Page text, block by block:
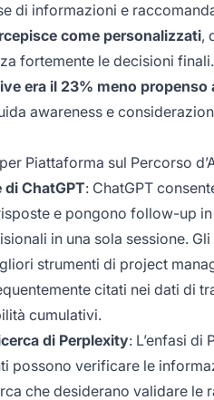
di informazioni e
come personalizzati,
fortemente le decisioni
era il 23% meno
awareness e
Piattaforma sul Percorso
ChatGPT: ChatGPT
e pongono follow-up
in una sola sessione.
strumenti di project
citati nei dati di
cumulativi.
di Perplexity: L’enfasi
possono verificare le
che desiderano validare le